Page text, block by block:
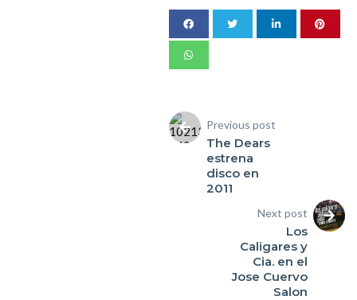
Previous post
The Dears
estrena
disco en
2011
Next post
Los
Caligares y
Cia. en el
Jose Cuervo
Salon